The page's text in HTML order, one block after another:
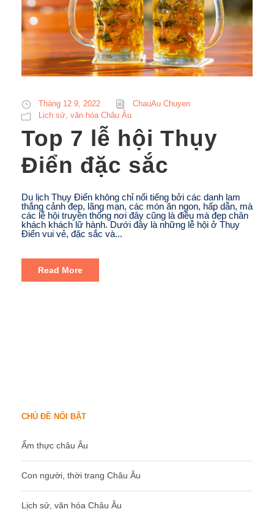
Tháng 12 9, 2022
ChauAu Chuyen
Lịch sử, văn hóa Châu Âu
Top 7 lễ hội Thụy
Điển đặc sắc
Du lịch Thụy Điển không chỉ nổi tiếng bởi các danh lam
thắng cảnh đẹp, lãng mạn, các món ăn ngon, hấp dẫn, mà
các lễ hội truyền thống nơi đây cũng là điều mà đẹp chân
khách khách lữ hành. Dưới đây là những lễ hội ở Thụy
Điển vui vẻ, đặc sắc và...
Read More
CHỦ ĐỀ NỔI BẬT
Ẩm thực châu Âu
Con người, thời trang Châu Âu
Lịch sử, văn hóa Châu Âu